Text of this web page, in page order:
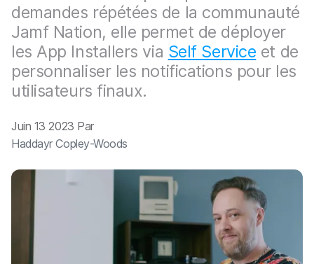
a
l
m
e
demandes répétées de la communauté
Jamf Nation, elle permet de déployer
les App Installers via Self Service et de
personnaliser les notifications pour les
utilisateurs finaux.
Juin 13 2023 Par
Haddayr Copley-Woods